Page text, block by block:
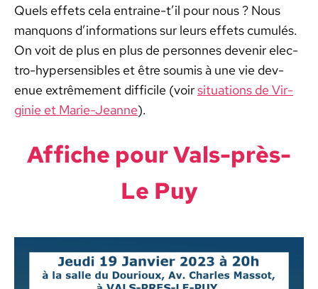
Quels effets cela entraine-t’il pour nous ? Nous
man­quons d’in­for­ma­tions sur leurs effets cumulés.
On voit de plus en plus de per­son­nes devenir elec­
tro-hyper­sen­si­bles et être soumis à une vie dev­
enue extrême­ment dif­fi­cile (voirsit­u­a­tions de Vir­
ginie et Marie-Jeanne).
Affiche pour Vals-près-
Le Puy